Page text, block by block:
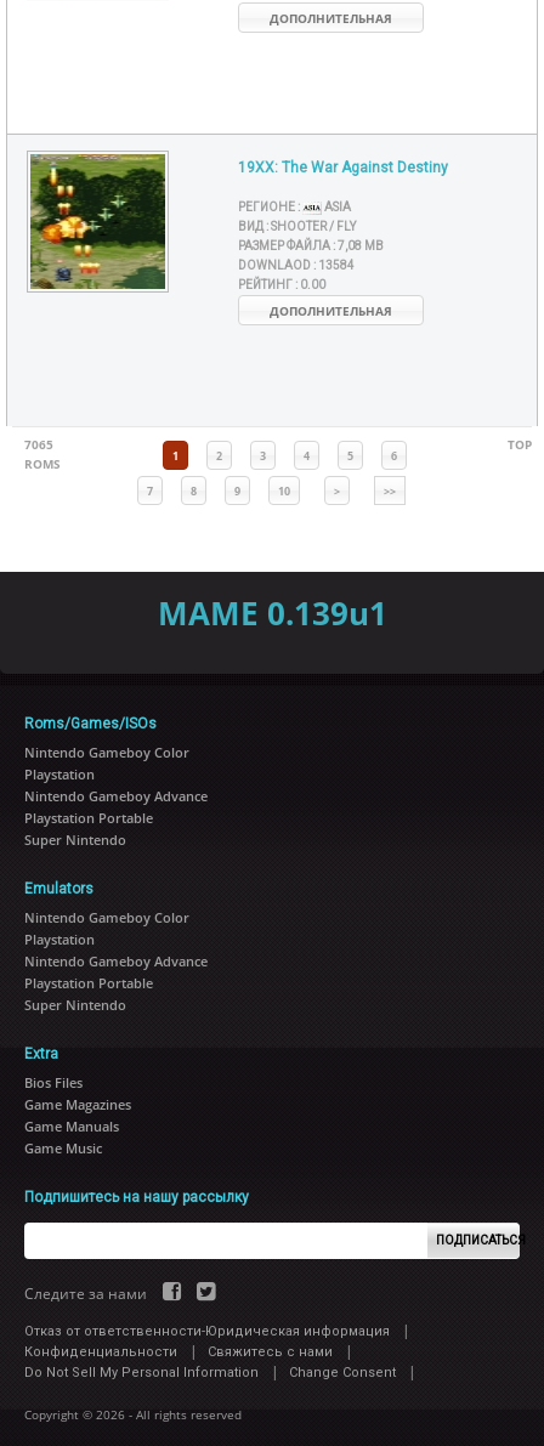
ДОПОЛНИТЕЛЬНАЯ
19XX: The War Against Destiny
РЕГИОНЕ :
ASIA
ВИД :SHOOTER / FLY
РАЗМЕР ФАЙЛА :7,08 MB
DOWNLAOD : 13584
РЕЙТИНГ : 0.00
ДОПОЛНИТЕЛЬНАЯ
7065
ROMS
1 2 3 4 5 6
7 8 9 10 > >>
TOP
MAME 0.139u1
Roms/Games/ISOs
Nintendo Gameboy Color
Playstation
Nintendo Gameboy Advance
Playstation Portable
Super Nintendo
Emulators
Nintendo Gameboy Color
Playstation
Nintendo Gameboy Advance
Playstation Portable
Super Nintendo
Extra
Bios Files
Game Magazines
Game Manuals
Game Music
Подпишитесь на нашу рассылку
ПОДПИСАТЬСЯ
Следите за нами
Отказ от ответственности-Юридическая информация |
Конфиденциальности | Свяжитесь с нами |
Do Not Sell My Personal Information | Change Consent |
Copyright © 2026 - All rights reserved